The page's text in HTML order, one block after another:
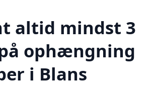
altid mindst 3
ophængning
i Blans